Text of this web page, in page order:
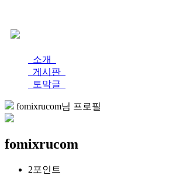
소개
게시판
토막글
fomixrucom님 프로필
fomixrucom
2포인트